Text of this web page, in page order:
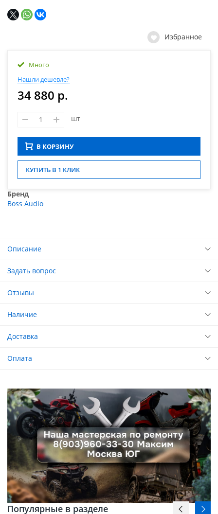
Избранное
Много
Нашли дешевле?
34 880 р.
шт
В КОРЗИНУ
КУПИТЬ В 1 КЛИК
Бренд
Boss Audio
Описание
Задать вопрос
Отзывы
Наличие
Доставка
Оплата
Популярные в разделе